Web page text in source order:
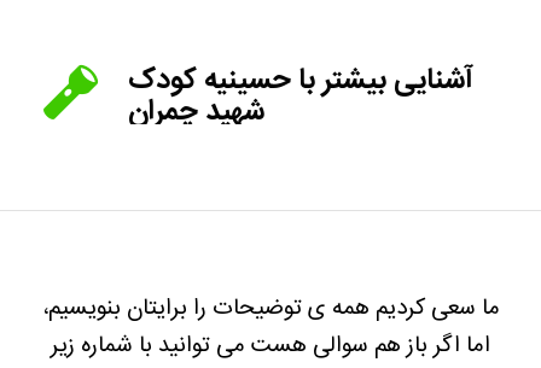
آشنایی بیشتر با حسینیه کودک
شهید چمران
ما سعی کردیم همه ی توضیحات را برایتان بنویسیم،
اما اگر باز هم سوالی هست می توانید با شماره زیر